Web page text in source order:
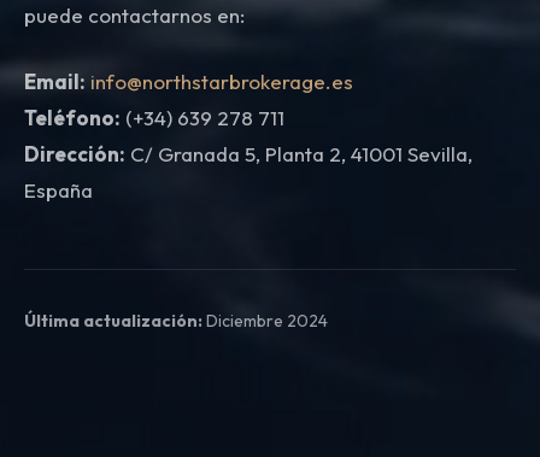
puede contactarnos en:
Email: info@northstarbrokerage.es
Teléfono: (+34) 639 278 711
Dirección: C/ Granada 5, Planta 2, 41001 Sevilla,
España
Última actualización: Diciembre 2024